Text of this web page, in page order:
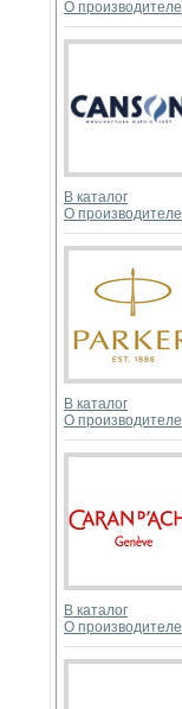
О производителе
В каталог
О производителе
В каталог
О производителе
В каталог
О производителе